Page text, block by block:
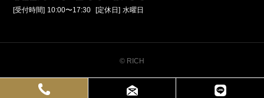
[受付時間] 10:00〜17:30 [定休日] 水曜日
© RICH